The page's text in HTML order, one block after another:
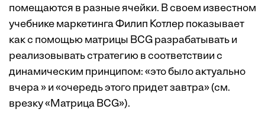
помещаются в разные ячейки. В своем известном
учебнике маркетинга Филип Котлер показывает
как с помощью матрицы BCG разрабатывать и
реализовывать стратегию в соответствии с
динамическим принципом: «это было актуально
вчера » и «очередь этого придет завтра» (см.
врезку «Матрица BCG»).